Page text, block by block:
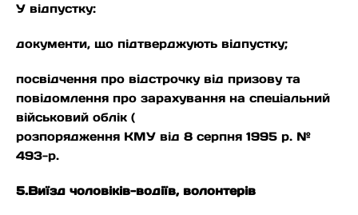
У відпустку:
документи, що підтверджують відпустку;
посвідчення про відстрочку від призову та
повідомлення про зарахування на спеціальний
військовий облік (
розпорядження КМУ від 8 серпня 1995 р. №
493-р.
5.Виїзд чоловіків-водіїв, волонтерів